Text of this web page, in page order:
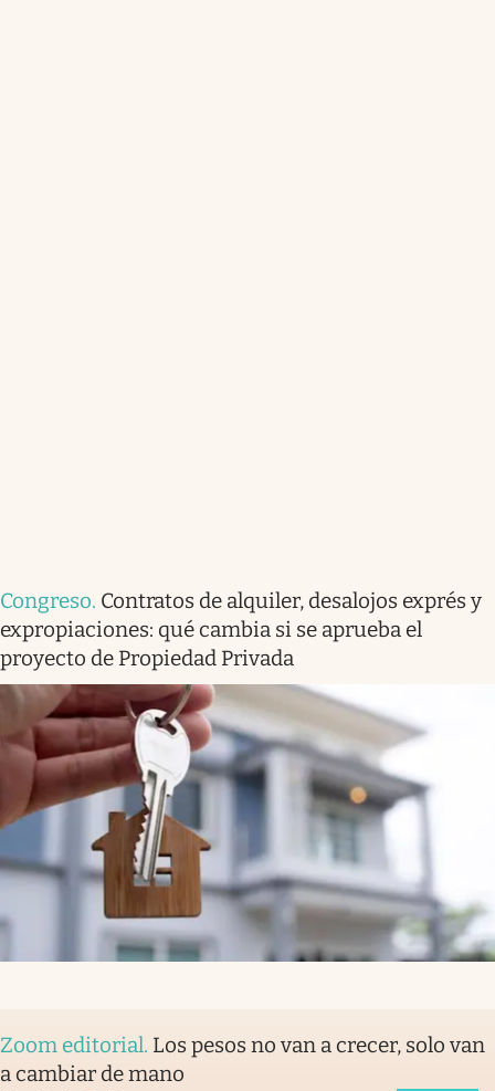
Congreso. Contratos de alquiler, desalojos exprés y
expropiaciones: qué cambia si se aprueba el
proyecto de Propiedad Privada
Zoom editorial. Los pesos no van a crecer, solo van
a cambiar de mano